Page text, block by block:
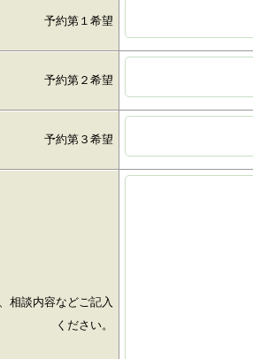
予約第１希望
予約第２希望
予約第３希望
相談内容などご記入
ください。